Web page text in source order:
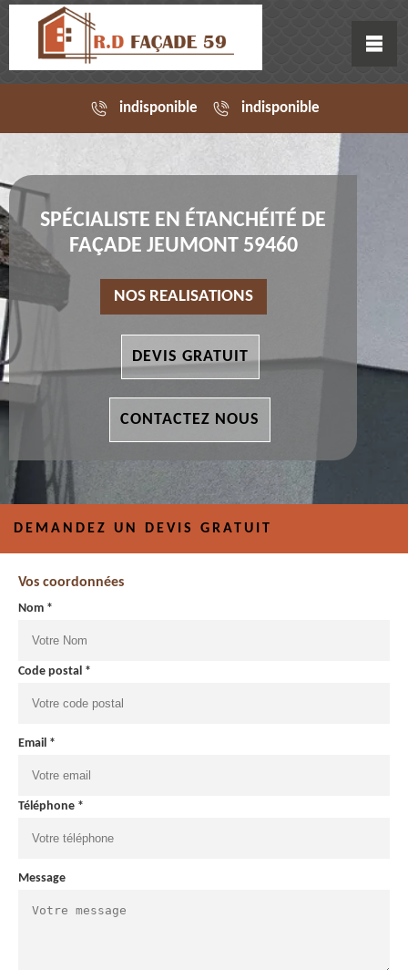
indisponible indisponible
SPÉCIALISTE EN ÉTANCHÉITÉ DE
FAÇADE JEUMONT 59460
NOS REALISATIONS
DEVIS GRATUIT
CONTACTEZ NOUS
DEMANDEZ UN DEVIS GRATUIT
Vos coordonnées
Nom *
Code postal *
Email *
Téléphone *
Message